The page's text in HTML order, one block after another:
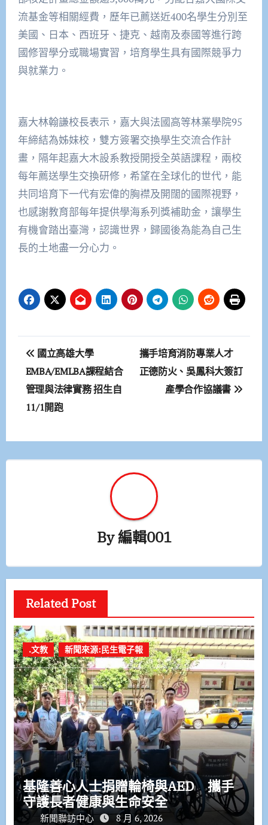
流基金等相關經費，歷年已薦送近400名學生分別至
美國、日本、西班牙、捷克、越南及泰國等進行跨
國修習學分或職場實習，培育學生具有國際競爭力
與就業力。
嘉大林翰謙校長表示，嘉大與法國高等林業學院95
年締結為姊妹校，雙方簽署交換學生交流合作計
畫，隔年起嘉大木設系教授開授全英語課程，兩校
每年薦送學生交換研修，希望在全球化的世代，能
共同培育下一代有宏偉的胸襟及開闊的國際視野，
也感謝教育部每年提供學海系列獎補助金，讓學生
有機會踏出臺灣，認識世界，歸國後為能為自己生
長的土地盡一分心力。
文
章
導
國立高雄大學
EMBA/EMLBA課程結合
管理與法律實務 招生自
11/1開跑
攜手培育消防專業人才
正德防火、吳鳳科大簽訂
產學合作協議書
By編輯001
Related Post
.文教 新聞來源:民生電子報
基隆善心人士捐贈輪椅與AED 攜手
守護長者健康與生命安全
新聞聯訪中心 8 月 6, 2026